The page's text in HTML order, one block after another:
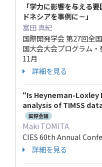
「学力に影響を与える
ドネシアを事例に－」
富田 真紀
国際開発学会 第27回全
国大会大会プログラム
11月
詳細を見る
“Is Heyneman-
analysis of TIMSS
国際会議
Maki TOMITA
CIES 60th Annual
詳細を見る